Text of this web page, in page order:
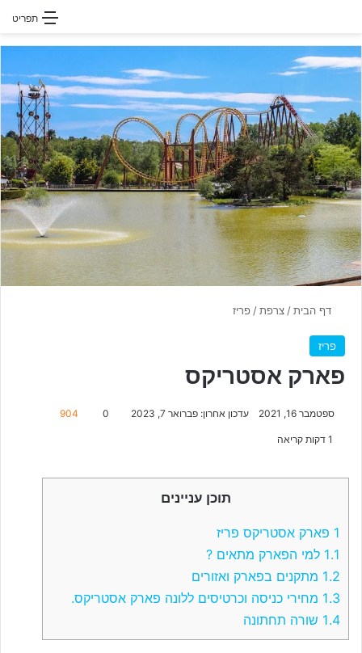
תפריט
דף הבית/ צרפת/ פריז
פריז
פארק אסטריקס
ספטמבר 16, 2021 עדכון אחרון: פברואר 7, 2023 0
904
תוכן עניינים
1 פארק אסטריקס פריז
1.1 למי הפארק מתאים ?
1.2 מתקנים בפארק ואזורים
1.3 מחירי כניסה וכרטיסים ללונה פארק אסטריקס.
1.4 שורה תחתונה